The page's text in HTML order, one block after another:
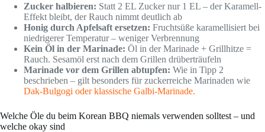
Zucker halbieren: Statt 2 EL Zucker nur 1 EL – der Karamell-
Effekt bleibt, der Rauch nimmt deutlich ab
Honig durch Apfelsaft ersetzen: Fruchtsüße karamellisiert bei
niedrigerer Temperatur – weniger Verbrennung
Kein Öl in der Marinade: Öl in der Marinade + Grillhitze =
Rauch. Sesamöl erst nach dem Grillen drüberträufeln
Marinade vor dem Grillen abtupfen: Wie in Tipp 2
beschrieben – gilt besonders für zuckerreiche Marinaden wie
Dak-Bulgogi oder klassische Galbi-Marinade.
Welche Öle du beim Korean BBQ niemals verwenden solltest – und
welche okay sind